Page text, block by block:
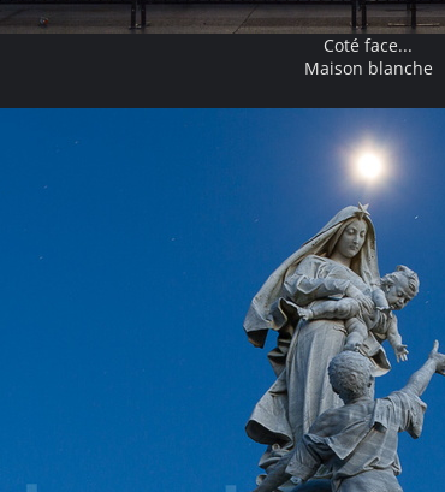
Coté face...
Maison blanche